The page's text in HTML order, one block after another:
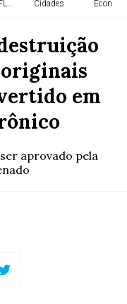
Cidades
em
aprovado pela